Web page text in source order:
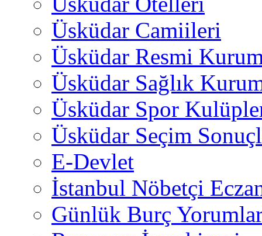
Üsküdar Camiileri
Üsküdar Resmi
Üsküdar Sağlık
Üsküdar Spor
Üsküdar Seçim
E-Devlet
İstanbul Nöbetçi
Günlük Burç